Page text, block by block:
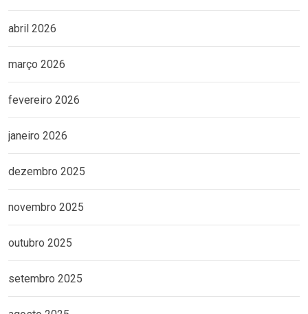
abril 2026
março 2026
fevereiro 2026
janeiro 2026
dezembro 2025
novembro 2025
outubro 2025
setembro 2025